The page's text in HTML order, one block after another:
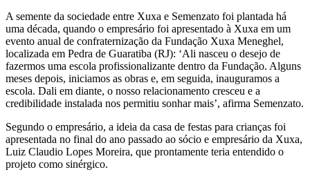
A semente da sociedade entre Xuxa e Semenzato foi plantada há
uma década, quando o empresário foi apresentado à Xuxa em um
evento anual de confraternização da Fundação Xuxa Meneghel,
localizada em Pedra de Guaratiba (RJ): ‘Ali nasceu o desejo de
fazermos uma escola profissionalizante dentro da Fundação. Alguns
meses depois, iniciamos as obras e, em seguida, inauguramos a
escola. Dali em diante, o nosso relacionamento cresceu e a
credibilidade instalada nos permitiu sonhar mais’, afirma Semenzato.
Segundo o empresário, a ideia da casa de festas para crianças foi
apresentada no final do ano passado ao sócio e empresário da Xuxa,
Luiz Claudio Lopes Moreira, que prontamente teria entendido o
projeto como sinérgico.